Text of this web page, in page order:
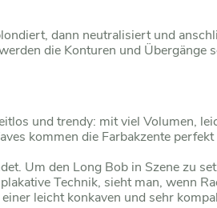
dann neutralisiert und
die Konturen und
und trendy: mit viel Volumen,
kommen die Farbakzente
Um den Long Bob in Szene zu
Technik, sieht man, wenn
leicht konkaven und sehr